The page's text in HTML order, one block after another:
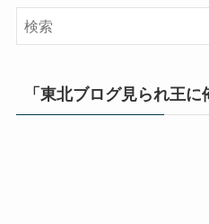
「東北ブログ見られ王に